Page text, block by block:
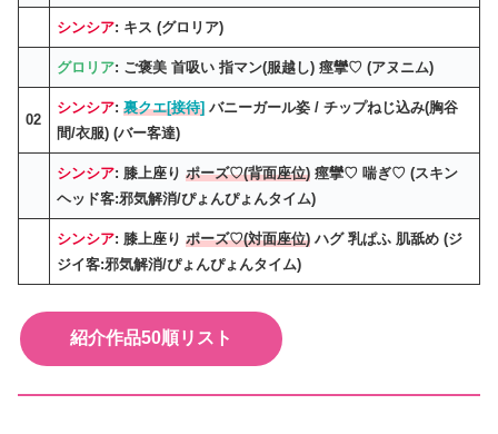
シンシア: キス (グロリア)
グロリア: ご褒美 首吸い 指マン(服越し) 痙攣♡ (アヌニム)
02
シンシア:裏クエ[接待] バニーガール姿 / チップねじ込み(胸谷
間/衣服) (バー客達)
シンシア: 膝上座りポーズ♡(背面座位) 痙攣♡ 喘ぎ♡ (スキン
ヘッド客:邪気解消/ぴょんぴょんタイム)
シンシア: 膝上座りポーズ♡(対面座位) ハグ 乳ぱふ 肌舐め (ジ
ジイ客:邪気解消/ぴょんぴょんタイム)
紹介作品50順リスト